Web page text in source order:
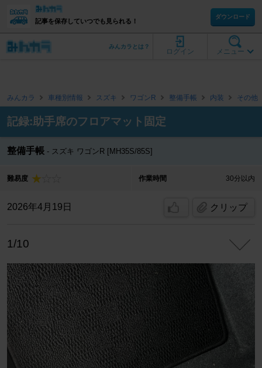
記事を保存していつでも見られる！
ダウンロード
メニュー
ログイン
みんカラとは？
みんカラ 車種別情報 スズキ ワゴンR 整備手帳 内装 その他
記録:助手席のフロアマット固定
整備手帳 スズキ ワゴンR [MH35S/85S]
難易度 作業時間 30分以内
2026年4月19日 クリップ
1/10